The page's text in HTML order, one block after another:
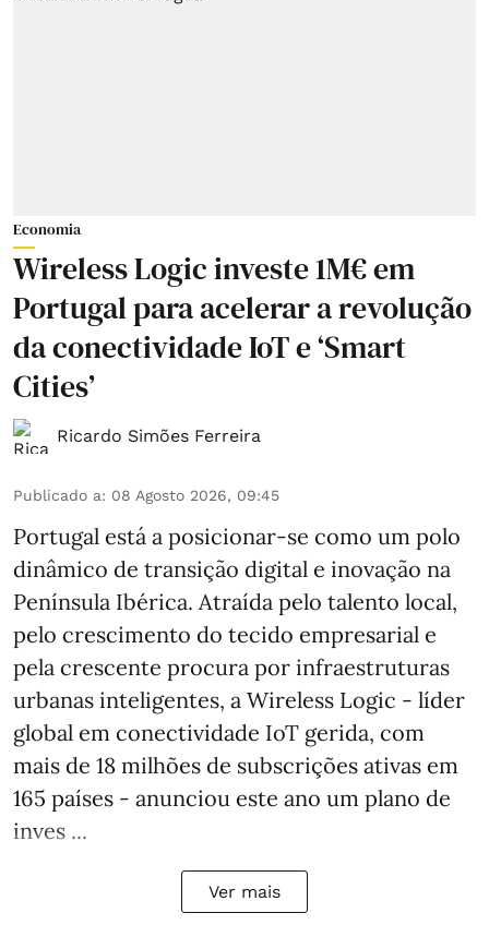
Economia
Wireless Logic investe 1M€ em
Portugal para acelerar a revolução
da conectividade IoT e ‘Smart
Cities’
Ricardo Simões Ferreira
Publicado a: 08 Agosto 2026, 09:45
Portugal está a posicionar-se como um polo
dinâmico de transição digital e inovação na
Península Ibérica. Atraída pelo talento local,
pelo crescimento do tecido empresarial e
pela crescente procura por infraestruturas
urbanas inteligentes, a Wireless Logic - líder
global em conectividade IoT gerida, com
mais de 18 milhões de subscrições ativas em
165 países - anunciou este ano um plano de
inves ...
Ver mais